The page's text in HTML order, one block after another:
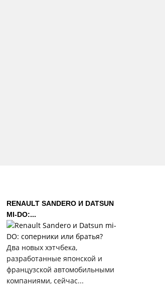
RENAULT SANDERO И DATSUN
MI-DO:...
Два новых хэтчбека,
разработанные японской и
французской автомобильными
компаниями, сейчас...